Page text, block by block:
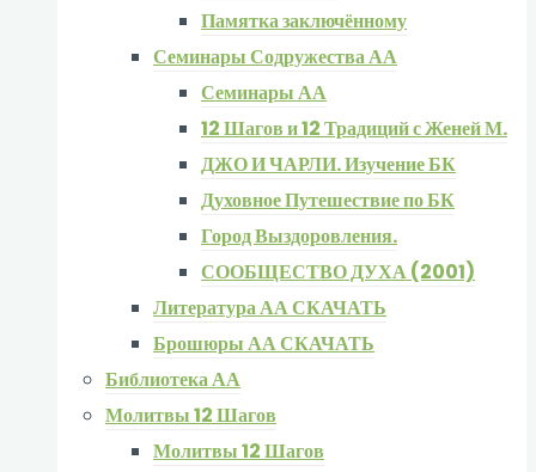
Памятка заключённому
Семинары Содружества АА
Семинары АА
12 Шагов и 12 Традиций с Женей М.
ДЖО И ЧАРЛИ. Изучение БК
Духовное Путешествие по БК
Город Выздоровления.
СООБЩЕСТВО ДУХА (2001)
Литература АА СКАЧАТЬ
Брошюры АА СКАЧАТЬ
Библиотека АА
Молитвы 12 Шагов
Молитвы 12 Шагов